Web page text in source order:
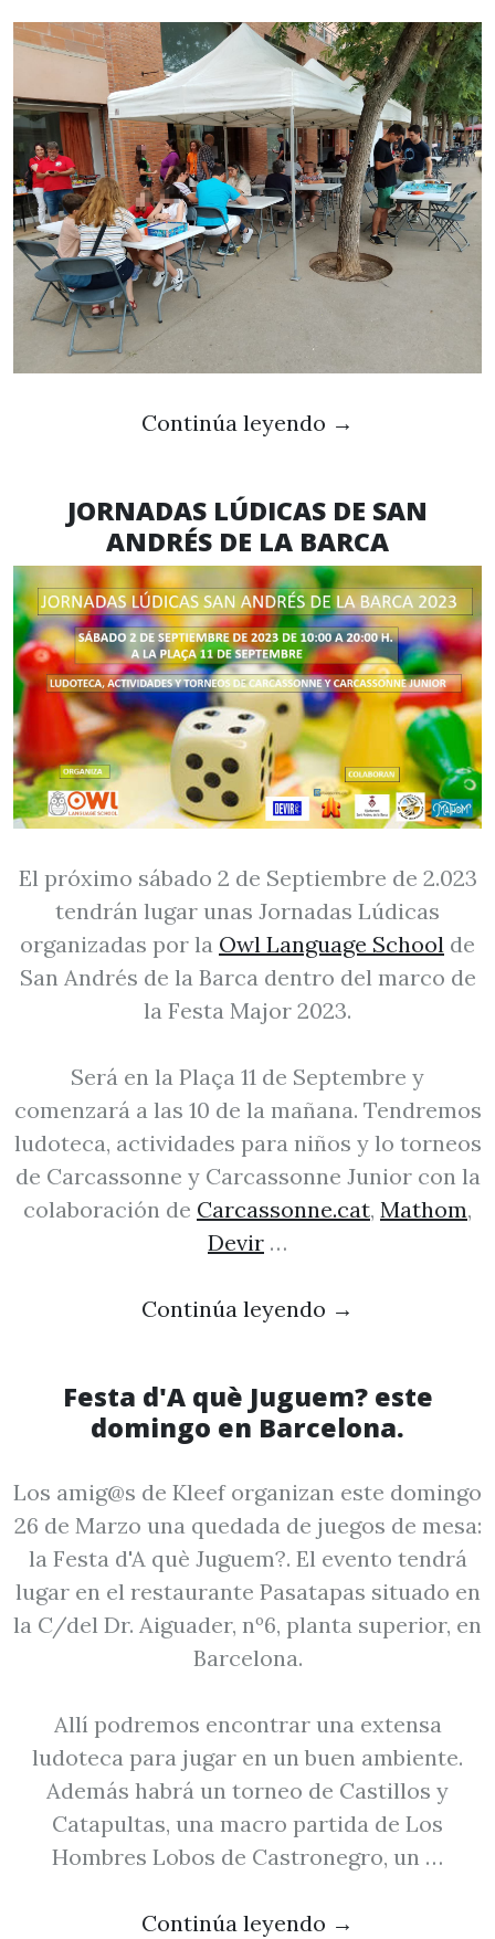
Continúa leyendo →
JORNADAS LÚDICAS DE SAN
ANDRÉS DE LA BARCA
El próximo sábado 2 de Septiembre de 2.023
tendrán lugar unas Jornadas Lúdicas
organizadas por la Owl Language School de
San Andrés de la Barca dentro del marco de
la Festa Major 2023.
Será en la Plaça 11 de Septembre y
comenzará a las 10 de la mañana. Tendremos
ludoteca, actividades para niños y lo torneos
de Carcassonne y Carcassonne Junior con la
colaboración de Carcassonne.cat, Mathom,
Devir …
Continúa leyendo →
Festa d'A què Juguem? este
domingo en Barcelona.
Los amig@s de Kleef organizan este domingo
26 de Marzo una quedada de juegos de mesa:
la Festa d'A què Juguem?. El evento tendrá
lugar en el restaurante Pasatapas situado en
la C/del Dr. Aiguader, nº6, planta superior, en
Barcelona.
Allí podremos encontrar una extensa
ludoteca para jugar en un buen ambiente.
Además habrá un torneo de Castillos y
Catapultas, una macro partida de Los
Hombres Lobos de Castronegro, un …
Continúa leyendo →